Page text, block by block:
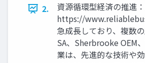
2.
資源循環型経済の推進
https://
急成長しており、複数
SA、Sherbrooke OEM
業は、先進的な技術や